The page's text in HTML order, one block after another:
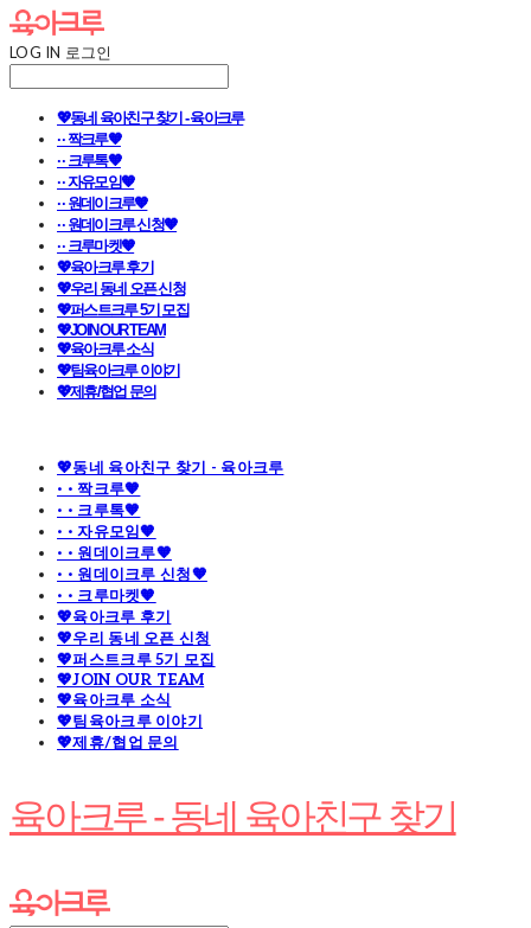
LOG IN 로그인
💖동네 육아친구 찾기 - 육아크루
· · 짝크루🧡
· · 크루톡🧡
· · 자유모임🧡
· · 원데이크루🧡
· · 원데이크루 신청🧡
· · 크루마켓🧡
💖육아크루 후기
💖우리 동네 오픈 신청
💖퍼스트크루 5기 모집
💖JOIN OUR TEAM
💖육아크루 소식
💖팀육아크루 이야기
💖제휴/협업 문의
💖동네 육아친구 찾기 - 육아크루
· · 짝크루🧡
· · 크루톡🧡
· · 자유모임🧡
· · 원데이크루🧡
· · 원데이크루 신청🧡
· · 크루마켓🧡
💖육아크루 후기
💖우리 동네 오픈 신청
💖퍼스트크루 5기 모집
💖JOIN OUR TEAM
💖육아크루 소식
💖팀육아크루 이야기
💖제휴/협업 문의
육아크루 - 동네 육아친구 찾기